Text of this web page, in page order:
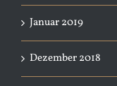
Januar 2019
Dezember 2018